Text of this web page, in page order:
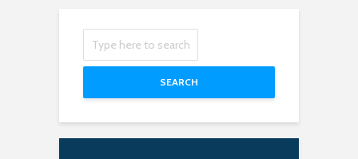
SEARCH